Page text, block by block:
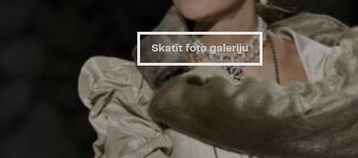
Skatīt foto galeriju